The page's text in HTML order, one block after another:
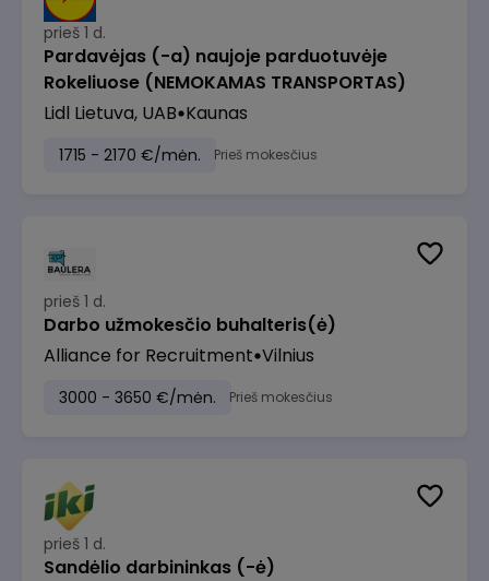
prieš 1 d.
Pardavėjas (-a) naujoje parduotuvėje
Rokeliuose (NEMOKAMAS TRANSPORTAS)
Lidl Lietuva, UAB Kaunas
1715 - 2170 €/mėn. Prieš mokesčius
prieš 1 d.
Darbo užmokesčio buhalteris(ė)
Alliance for Recruitment Vilnius
3000 - 3650 €/mėn. Prieš mokesčius
prieš 1 d.
Sandėlio darbininkas (-ė)